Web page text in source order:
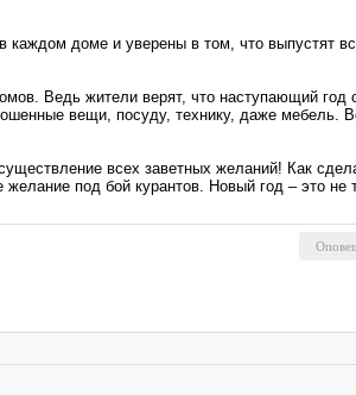
доме и уверены в том, что выпустят
Ведь жители верят, что наступающий
вещи, посуду, технику, даже мебель.
всех заветных желаний! Как
под бой курантов. Новый год – это не